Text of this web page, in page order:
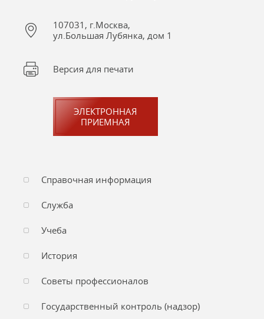
107031, г.Москва,
ул.Большая Лубянка, дом 1
Версия для печати
ЭЛЕКТРОННАЯ
ПРИЕМНАЯ
Справочная информация
Служба
Учеба
История
Советы профессионалов
Государственный контроль (надзор)